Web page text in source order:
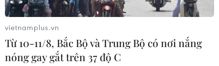
vietnamplus.vn
Từ 10-11/8, Bắc Bộ và Trung Bộ có nơi nắng
nóng gay gắt trên 37 độ C